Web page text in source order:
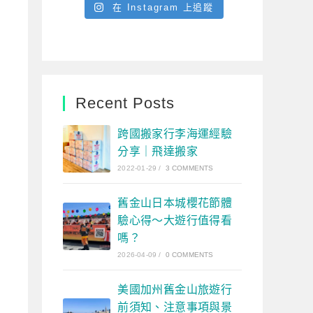
在 Instagram 上追蹤
Recent Posts
跨國搬家行李海運經驗
分享｜飛達搬家
2022-01-29 / 3 COMMENTS
舊金山日本城櫻花節體
驗心得～大遊行值得看
嗎？
2026-04-09 / 0 COMMENTS
美國加州舊金山旅遊行
前須知、注意事項與景